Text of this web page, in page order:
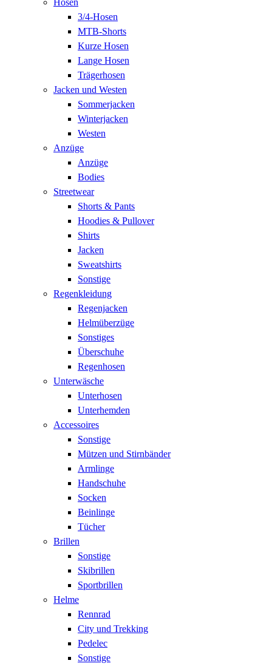
3/4-Hosen
MTB-Shorts
Kurze Hosen
Lange Hosen
Trägerhosen
Jacken und Westen
Sommerjacken
Winterjacken
Westen
Anzüge
Anzüge
Bodies
Streetwear
Shorts & Pants
Hoodies & Pullover
Shirts
Jacken
Sweatshirts
Sonstige
Regenkleidung
Regenjacken
Helmüberzüge
Sonstiges
Überschuhe
Regenhosen
Unterwäsche
Unterhosen
Unterhemden
Accessoires
Sonstige
Mützen und Stirnbänder
Armlinge
Handschuhe
Socken
Beinlinge
Tücher
Brillen
Sonstige
Skibrillen
Sportbrillen
Helme
Rennrad
City und Trekking
Pedelec
Sonstige